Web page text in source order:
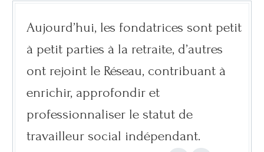
Aujourd’hui, les fondatrices sont petit
à petit parties à la retraite, d’autres
ont rejoint le Réseau, contribuant à
enrichir, approfondir et
professionnaliser le statut de
travailleur social indépendant.